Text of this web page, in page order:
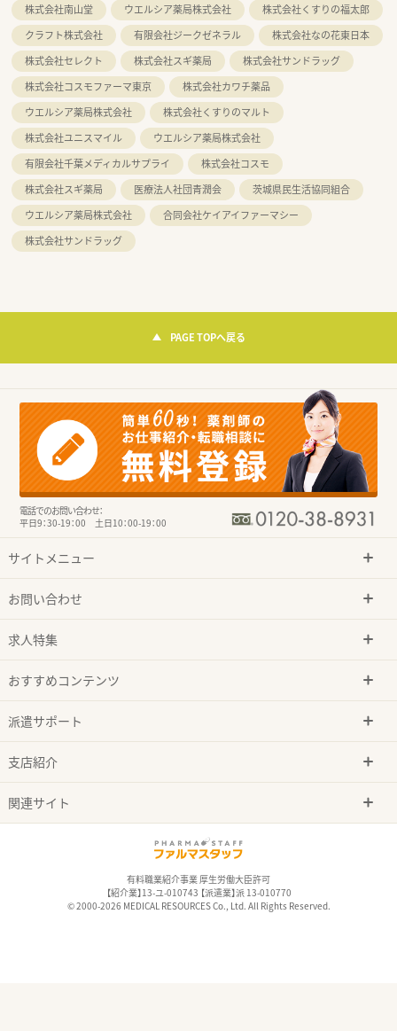
株式会社南山堂
ウエルシア薬局株式会社
株式会社くすりの福太郎
クラフト株式会社
有限会社ジークゼネラル
株式会社なの花東日本
株式会社セレクト
株式会社スギ薬局
株式会社サンドラッグ
株式会社コスモファーマ東京
株式会社カワチ薬品
ウエルシア薬局株式会社
株式会社くすりのマルト
株式会社ユニスマイル
ウエルシア薬局株式会社
有限会社千葉メディカルサプライ
株式会社コスモ
株式会社スギ薬局
医療法人社団青潤会
茨城県民生活協同組合
ウエルシア薬局株式会社
合同会社ケイアイファーマシー
株式会社サンドラッグ
PAGE TOPへ戻る
電話でのお問い合わせ：
平日9：30-19：00 土日10：00-19：00
サイトメニュー
お問い合わせ
求人特集
おすすめコンテンツ
派遣サポート
支店紹介
関連サイト
有料職業紹介事業 厚生労働大臣許可
【紹介業】13-ユ-010743 【派遣業】派 13-010770
© 2000-2026 MEDICAL RESOURCES Co., Ltd. All Rights Reserved.